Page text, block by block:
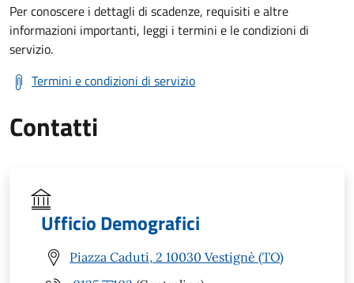
Per conoscere i dettagli di scadenze, requisiti e altre
informazioni importanti, leggi i termini e le condizioni di
servizio.
Termini e condizioni di servizio
Contatti
Ufficio Demografici
Piazza Caduti, 2 10030 Vestignè (TO)